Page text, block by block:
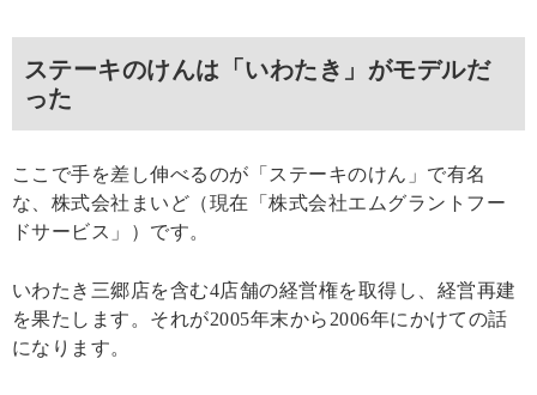
ステーキのけんは「いわたき」がモデルだ
った
ここで手を差し伸べるのが「ステーキのけん」で有名
な、株式会社まいど（現在「株式会社エムグラントフー
ドサービス」）です。
いわたき三郷店を含む4店舗の経営権を取得し、経営再建
を果たします。それが2005年末から2006年にかけての話
になります。